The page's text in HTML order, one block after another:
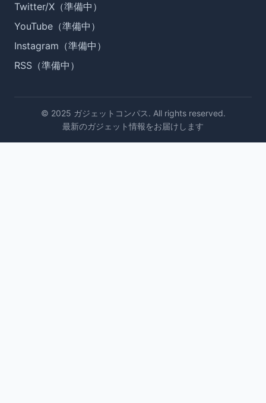
Twitter/X（準備中）
YouTube（準備中）
Instagram（準備中）
RSS（準備中）
© 2025 ガジェットコンパス. All rights reserved.
最新のガジェット情報をお届けします